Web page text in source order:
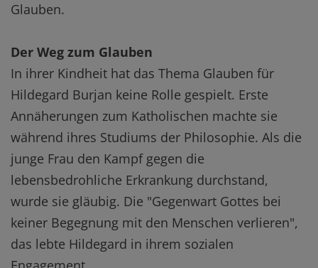
Glauben.
Der Weg zum Glauben
In ihrer Kindheit hat das Thema Glauben für
Hildegard Burjan keine Rolle gespielt. Erste
Annäherungen zum Katholischen machte sie
während ihres Studiums der Philosophie. Als die
junge Frau den Kampf gegen die
lebensbedrohliche Erkrankung durchstand,
wurde sie gläubig. Die "Gegenwart Gottes bei
keiner Begegnung mit den Menschen verlieren",
das lebte Hildegard in ihrem sozialen